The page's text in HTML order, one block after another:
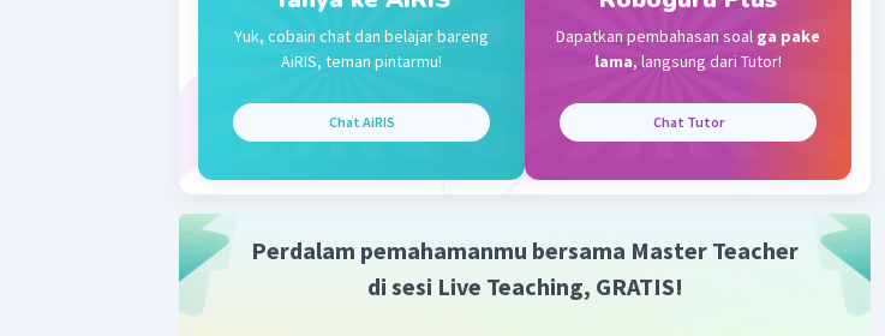
tahun biasa memiliki 28 hari pada bulan Februari.
Sumber referensi:
# https://id.wikipedia.org/wiki/Tahun_kabisat
Beri Rating·0.0(0 ) Balas
Yuk, cobain chat dan belajar bareng
AiRIS, teman pintarmu!
Chat AiRIS
Dapatkan pembahasan soal ga pake
lama, langsung dari Tutor!
Chat Tutor
Perdalam pemahamanmu bersama Master Teacher
di sesi Live Teaching, GRATIS!